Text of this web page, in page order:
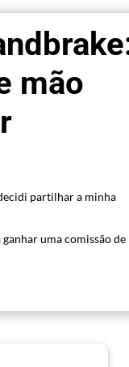
mão
partilhar a minha
uma comissão de